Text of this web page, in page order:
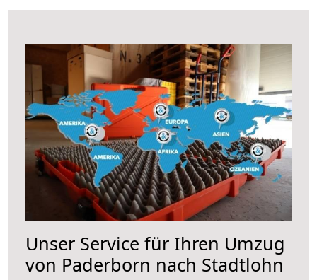
Unser Service für Ihren Umzug
von Paderborn nach Stadtlohn